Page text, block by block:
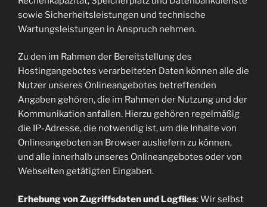
sowie Sicherheitsleistungen und technische
Wartungsleistungen in Anspruch nehmen.
Zu den im Rahmen der Bereitstellung des
Hostingangebotes verarbeiteten Daten können alle die
Nutzer unseres Onlineangebotes betreffenden
Angaben gehören, die im Rahmen der Nutzung und der
Kommunikation anfallen. Hierzu gehören regelmäßig
die IP-Adresse, die notwendig ist, um die Inhalte von
Onlineangeboten an Browser ausliefern zu können,
und alle innerhalb unseres Onlineangebotes oder von
Webseiten getätigten Eingaben.
Erhebung von Zugriffsdaten und Logfiles: Wir selbst